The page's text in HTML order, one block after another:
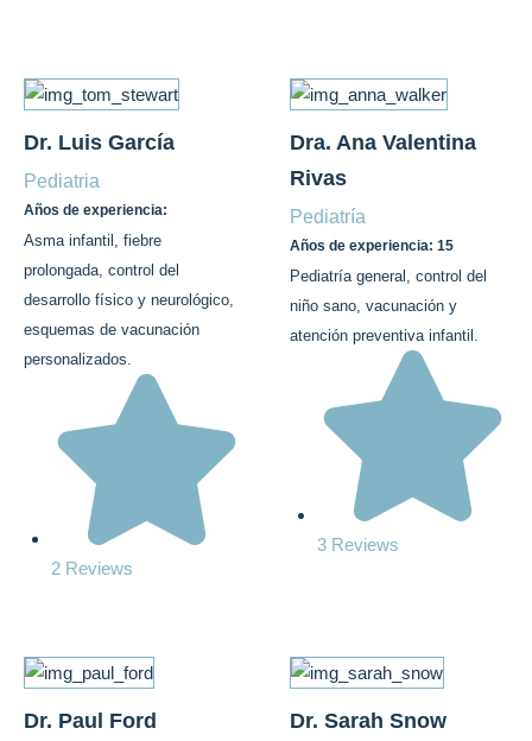
Dr. Luis García
Pediatria
Años de experiencia:
Asma infantil, fiebre
prolongada, control del
desarrollo físico y neurológico,
esquemas de vacunación
personalizados.
2 Reviews
Dra. Ana Valentina
Rivas
Pediatría
Años de experiencia: 15
Pediatría general, control del
niño sano, vacunación y
atención preventiva infantil.
3 Reviews
Dr. Paul Ford Dr. Sarah Snow